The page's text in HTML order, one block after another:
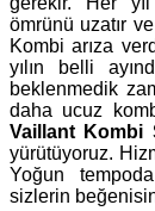
ömrünü uzatır
Kombi arıza
yılın belli
beklenmedik
daha ucuz
Vaillant
yürütüyoruz.
Yoğun
sizlerin